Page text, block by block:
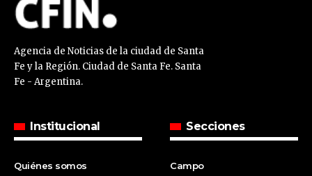
Agencia de Noticias de la ciudad de Santa
Fe y la Región. Ciudad de Santa Fe. Santa
Fe - Argentina.
Institucional
Quiénes somos
Secciones
Campo